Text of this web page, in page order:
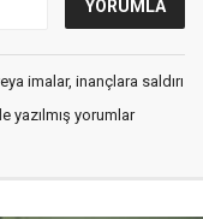
imalar, inançlara saldırı
yazılmış yorumlar